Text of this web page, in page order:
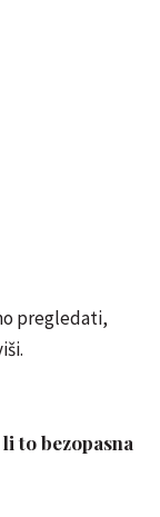
pregledati,
to bezopasna